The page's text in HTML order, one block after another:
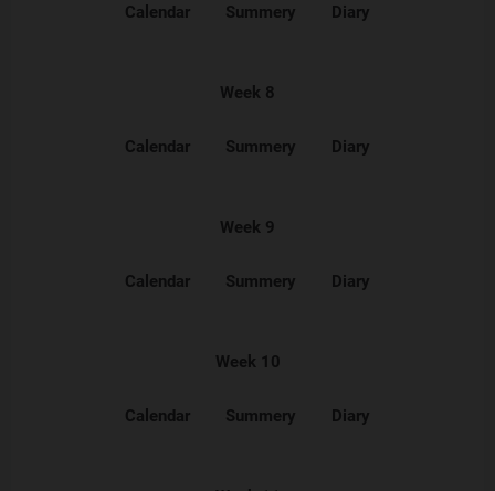
Calendar Summery Diary
Week 8
Calendar Summery Diary
Week 9
Calendar Summery Diary
Week 10
Calendar Summery Diary